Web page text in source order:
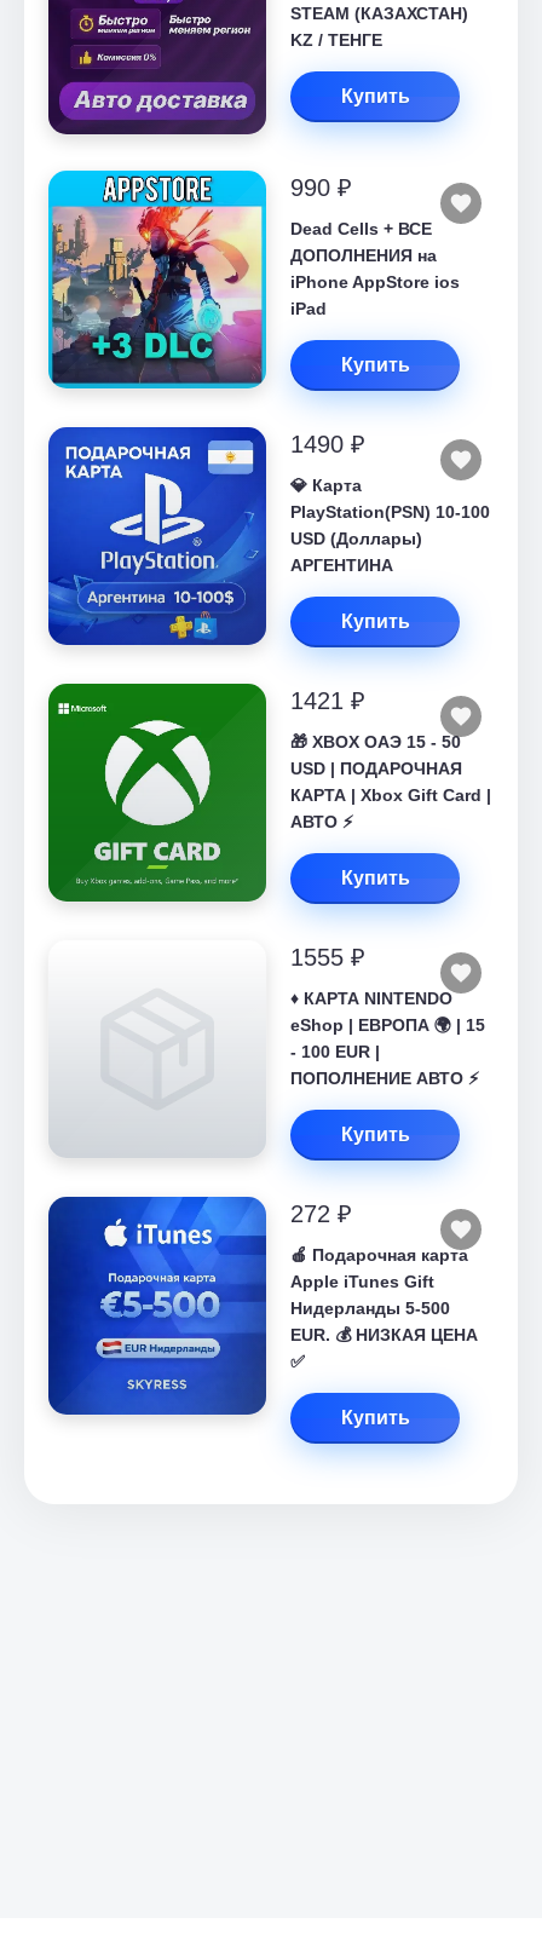
STEAM (КАЗАХСТАН)
KZ / ТЕНГЕ
Купить
990 ₽
Dead Cells + ВСЕ
ДОПОЛНЕНИЯ на
iPhone AppStore ios
iPad
Купить
1490 ₽
💎 Карта
PlayStation(PSN) 10-100
USD (Доллары)
АРГЕНТИНА
Купить
1421 ₽
🎁 XBOX ОАЭ 15 - 50
USD | ПОДАРОЧНАЯ
КАРТА | Xbox Gift Card |
АВТО ⚡
Купить
1555 ₽
♦️ КАРТА NINTENDO
eShop | ЕВРОПА 🌍 | 15
- 100 EUR |
ПОПОЛНЕНИЕ АВТО ⚡
Купить
272 ₽
🍎 Подарочная карта
Apple iTunes Gift
Нидерланды 5-500
EUR. 💰 НИЗКАЯ ЦЕНА
✅
Купить